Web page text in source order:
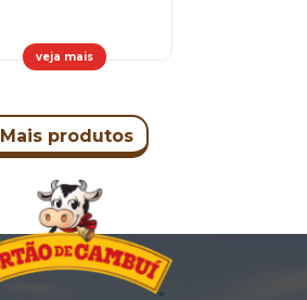
veja mais
Mais produtos